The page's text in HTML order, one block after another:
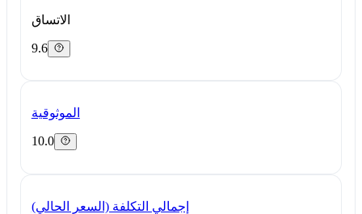
الاتساق
9.6
الموثوقية
10.0
إجمالي التكلفة (السعر الحالي)